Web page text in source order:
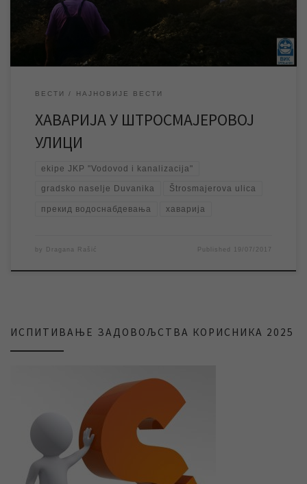
одмах по пријави квара изашле на терен, и раде на санирању
[…]
ВЕСТИ НАЈНОВИЈЕ ВЕСТИ
ХАВАРИЈА У ШТРОСМАЈЕРОВОЈ
УЛИЦИ
ekipe JKP "Vodovod i kanalizacija"
gradsko naselje Duvanika Štrosmajerova ulica
прекид водоснабдевања хаварија
by Dragana Rašić Published 19/07/2017
ИСПИТИВАЊЕ ЗАДОВОЉСТВА КОРИСНИКА 2025